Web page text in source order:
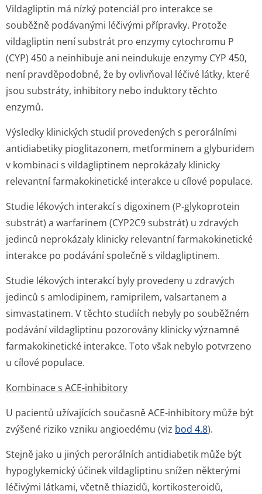
Vildagliptin má nízký potenciál pro interakce se
souběžně podávanými léčivými přípravky. Protože
vildagliptin není substrát pro enzymy cytochromu P
(CYP) 450 a neinhibuje ani neindukuje enzymy CYP 450,
není pravděpodobné, že by ovlivňoval léčivé látky, které
jsou substráty, inhibitory nebo induktory těchto
enzymů.
Výsledky klinických studií provedených s perorálními
antidiabetiky pioglitazonem, metforminem a glyburidem
v kombinaci s vildagliptinem neprokázaly klinicky
relevantní farmakokinetické interakce u cílové populace.
Studie lékových interakcí s digoxinem (P-glykoprotein
substrát) a warfarinem (CYP2C9 substrát) u zdravých
jedinců neprokázaly klinicky relevantní farmakokinetické
interakce po podávání společně s vildagliptinem.
Studie lékových interakcí byly provedeny u zdravých
jedinců s amlodipinem, ramiprilem, valsartanem a
simvastatinem. V těchto studiích nebyly po souběžném
podávání vildagliptinu pozorovány klinicky významné
farmakokinetické interakce. Toto však nebylo potvrzeno
u cílové populace.
Kombinace s ACE-inhibitory
U pacientů užívajících současně ACE-inhibitory může být
zvýšené riziko vzniku angioedému (viz bod 4.8).
Stejně jako u jiných perorálních antidiabetik může být
hypoglykemický účinek vildagliptinu snížen některými
léčivými látkami, včetně thiazidů, kortikosteroidů,